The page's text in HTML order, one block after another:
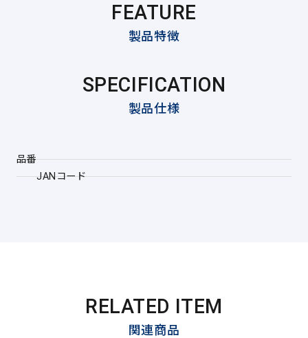
FEATURE
製品特徴
SPECIFICATION
製品仕様
品番
JANコード
RELATED ITEM
関連商品